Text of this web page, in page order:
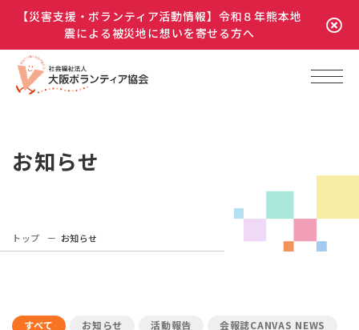
【災害支援・ボランティア活動情報】令和８年熊本地
震による被災地に想いを寄せる方へ
お知らせ
トップ お知らせ
すべて お知らせ 活動報告 会報誌CANVAS NEWS